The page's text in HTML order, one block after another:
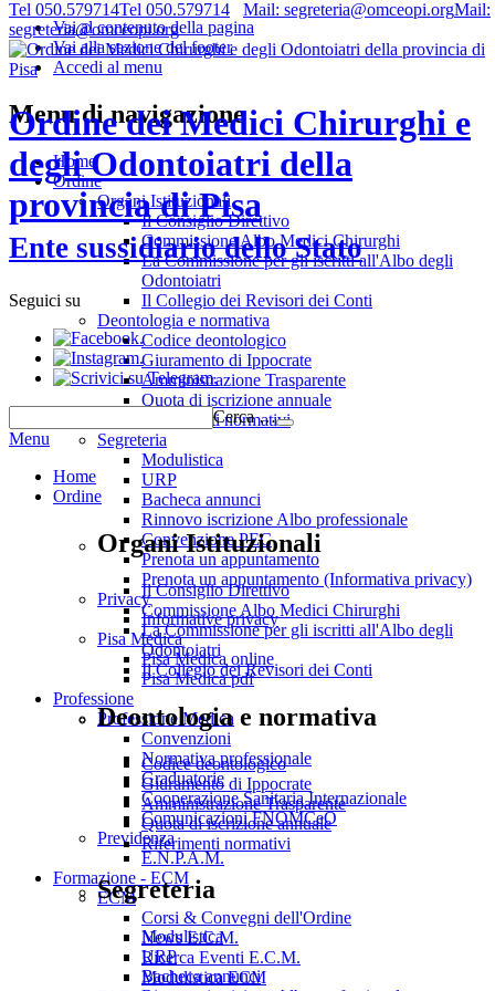
Vai al contenuto della pagina
Vai alla sezione del footer
Accedi al menu
Tel 050.579714Tel 050.579714 Mail: segreteria@omceopi.orgMail:
segreteria@omceopi.org
Ordine dei Medici Chirurghi e
degli Odontoiatri della
provincia di Pisa
Ente sussidiario dello Stato
Seguici su
.
.
.
Cerca …
Menu
Home
Ordine
Organi Istituzionali
Il Consiglio Direttivo
Commissione Albo Medici Chirurghi
La Commissione per gli iscritti all'Albo degli
Odontoiatri
Il Collegio dei Revisori dei Conti
Deontologia e normativa
Codice deontologico
Giuramento di Ippocrate
Amministrazione Trasparente
Quota di iscrizione annuale
Riferimenti normativi
Segreteria
Modulistica
URP
Bacheca annunci
Menu di navigazione
Home
Ordine
Organi Istituzionali
Il Consiglio Direttivo
Commissione Albo Medici Chirurghi
La Commissione per gli iscritti all'Albo degli
Odontoiatri
Il Collegio dei Revisori dei Conti
Deontologia e normativa
Codice deontologico
Giuramento di Ippocrate
Amministrazione Trasparente
Quota di iscrizione annuale
Riferimenti normativi
Segreteria
Modulistica
URP
Bacheca annunci
Rinnovo iscrizione Albo professionale
Convenzione PEC
Prenota un appuntamento
Prenota un appuntamento (Informativa privacy)
Privacy
Informative privacy
Pisa Medica
Pisa Medica online
Pisa Medica pdf
Professione
Professione Medica
Convenzioni
Normativa professionale
Graduatorie
Cooperazione Sanitaria Internazionale
Comunicazioni FNOMCeO
Previdenza
E.N.P.A.M.
Formazione - ECM
ECM
Corsi & Convegni dell'Ordine
News E.C.M.
Ricerca Eventi E.C.M.
Modulistica ECM